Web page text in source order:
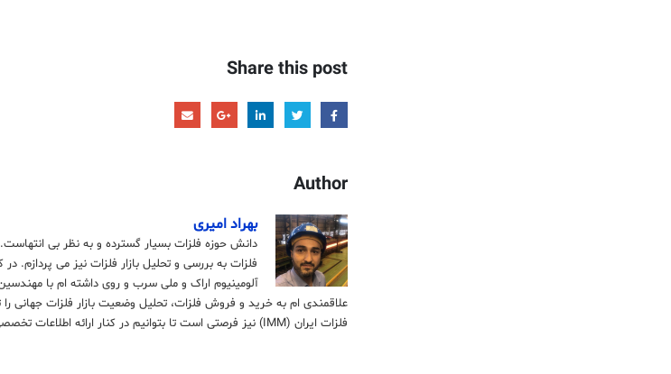
Share this post
Author
بهراد امیری
دانش حوزه فلزات بسیار گسترده و به نظر بی
فلزات به بررسی و تحلیل بازار فلزات نیز می پردازم.
آلومینیوم اراک و ملی سرب و روی داشته ام با
علاقمندی ام به خرید و فروش فلزات، تحلیل وضعیت بازار فلزات جهانی
فلزات ایران (IMM) نیز فرصتی است تا بتوانیم در کنار ارائه اطلاعات تخصصی، اقدام به فروش حرفه ای و تخصصی فلزات در کشور نماییم.